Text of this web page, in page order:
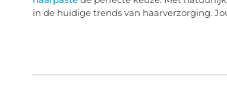
in de huidige trends van haarverzorging.